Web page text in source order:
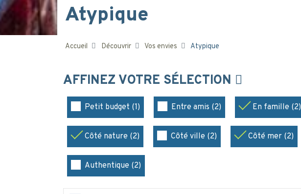
Atypique
Accueil Découvrir Vos envies Atypique
AFFINEZ VOTRE SÉLECTION
Petit budget (1) Entre amis (2) En famille (2)
Côté nature (2) Côté ville (2) Côté mer (2)
Authentique (2)